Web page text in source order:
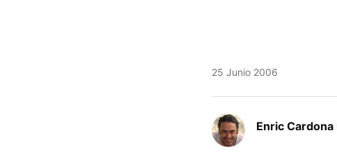
25 Junio 2006
Enric Cardona